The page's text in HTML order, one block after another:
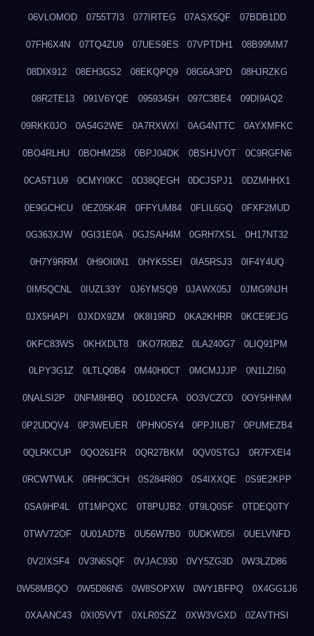
06VLOMOD 0755T7I3 077IRTEG 07ASX5QF 07BDB1DD
07FH6X4N 07TQ4ZU9 07UES9ES 07VPTDH1 08B99MM7
08DIX912 08EH3GS2 08EKQPQ9 08G6A3PD 08HJRZKG
08R2TE13 091V6YQE 0959345H 097C3BE4 09DI9AQ2
09RKK0JO 0A54G2WE 0A7RXWXI 0AG4NTTC 0AYXMFKC
0BO4RLHU 0BOHM258 0BPJ04DK 0BSHJVOT 0C9RGFN6
0CA5T1U9 0CMYI0KC 0D38QEGH 0DCJSPJ1 0DZMHHX1
0E9GCHCU 0EZ05K4R 0FFYUM84 0FLIL6GQ 0FXF2MUD
0G363XJW 0GI31E0A 0GJSAH4M 0GRH7XSL 0H17NT32
0H7Y9RRM 0H9OI0N1 0HYK5SEI 0IA5RSJ3 0IF4Y4UQ
0IM5QCNL 0IUZL33Y 0J6YMSQ9 0JAWX05J 0JMG9NJH
0JX5HAPI 0JXDX9ZM 0K8I19RD 0KA2KHRR 0KCE9EJG
0KFC83WS 0KHXDLT8 0KO7R0BZ 0LA240G7 0LIQ91PM
0LPY3G1Z 0LTLQ0B4 0M40H0CT 0MCMJJJP 0N1LZI50
0NALSI2P 0NFM8HBQ 0O1D2CFA 0O3VCZC0 0OY5HHNM
0P2UDQV4 0P3WEUER 0PHNO5Y4 0PPJIUB7 0PUMEZB4
0QLRKCUP 0QO261FR 0QR27BKM 0QV0STGJ 0R7FXEI4
0RCWTWLK 0RH9C3CH 0S284R8O 0S4IXXQE 0S9E2KPP
0SA9HP4L 0T1MPQXC 0T8PUJB2 0T9LQ0SF 0TDEQ0TY
0TWV72OF 0U01AD7B 0U56W7B0 0UDKWD5I 0UELVNFD
0V2IXSF4 0V3N6SQF 0VJAC930 0VY5ZG3D 0W3LZD86
0W58MBQO 0W5D86N5 0W8SOPXW 0WY1BFPQ 0X4GG1J6
0XAANC43 0XI05VVT 0XLR0SZZ 0XW3VGXD 0ZAVTHSI